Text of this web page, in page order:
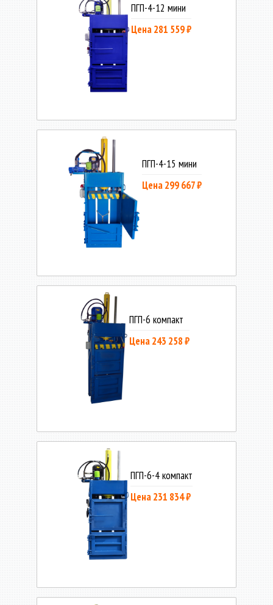
ПГП-4-12 мини
Цена 281 559 ₽
ПГП-4-15 мини
Цена 299 667 ₽
ПГП-6 компакт
Цена 243 258 ₽
ПГП-6-4 компакт
Цена 231 834 ₽